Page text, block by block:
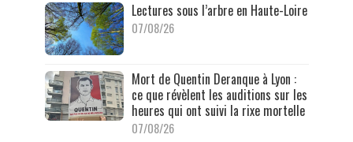
Lectures sous l’arbre en Haute-Loire
07/08/26
Mort de Quentin Deranque à Lyon :
ce que révèlent les auditions sur les
heures qui ont suivi la rixe mortelle
07/08/26